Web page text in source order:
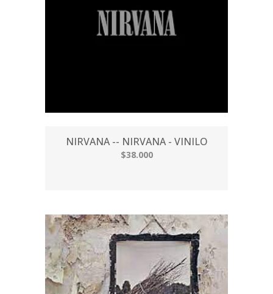
NIRVANA -- NIRVANA - VINILO
$38.000